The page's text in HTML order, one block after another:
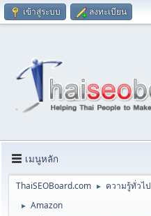
เข้าสู่ระบบ ลงทะเบียน
เมนูหลัก
ThaiSEOBoard.com ► ความรู้ทั่วไป
►
Amazon